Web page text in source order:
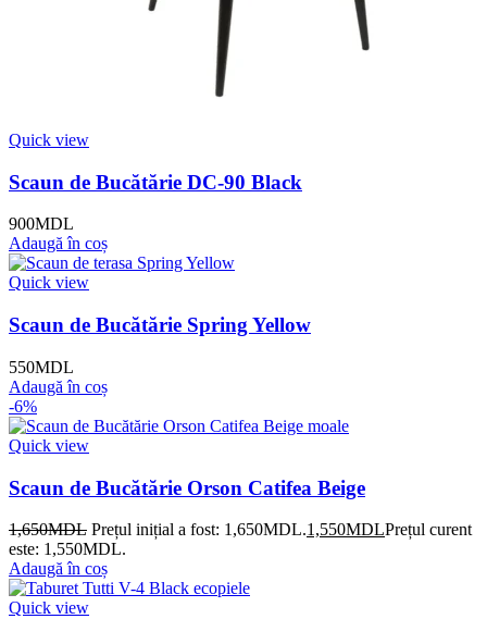
Quick view
Scaun de Bucătărie DC-90 Black
900MDL
Adaugă în coș
Quick view
Scaun de Bucătărie Spring Yellow
550MDL
Adaugă în coș
-6%
Quick view
Scaun de Bucătărie Orson Catifea Beige
1,650MDL Prețul inițial a fost: 1,650MDL.1,550MDLPrețul curent
este: 1,550MDL.
Adaugă în coș
Quick view